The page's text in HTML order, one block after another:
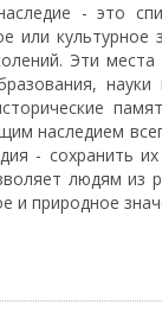
- это
культурное
Эти
наследием
- сохранить
людям из
и природное